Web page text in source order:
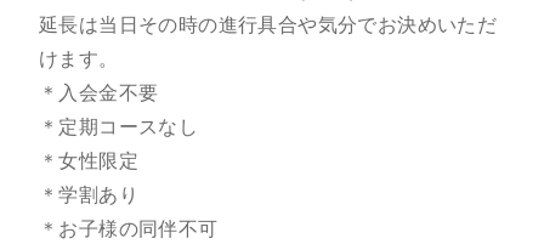
延長は当日その時の進行具合や気分でお決めいただ
けます。
＊入会金不要
＊定期コースなし
＊女性限定
＊学割あり
＊お子様の同伴不可